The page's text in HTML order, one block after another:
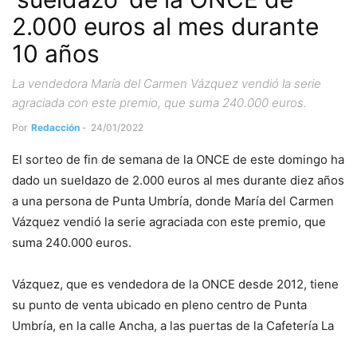
2.000 euros al mes durante
10 años
La vendedora María del Carmen Vázquez vendió la serie
agraciada con este premio, que suma 240.000 euros.
Por Redacción - 24/01/2022
El sorteo de fin de semana de la ONCE de este domingo ha
dado un sueldazo de 2.000 euros al mes durante diez años
a una persona de Punta Umbría, donde María del Carmen
Vázquez vendió la serie agraciada con este premio, que
suma 240.000 euros.
Vázquez, que es vendedora de la ONCE desde 2012, tiene
su punto de venta ubicado en pleno centro de Punta
Umbría, en la calle Ancha, a las puertas de la Cafetería La